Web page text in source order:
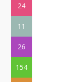
24
11
26
154